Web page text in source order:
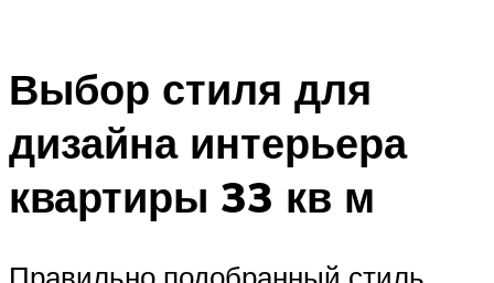
Выбор стиля для
дизайна интерьера
квартиры 33 кв м